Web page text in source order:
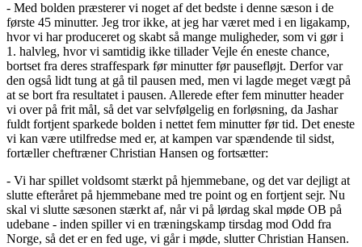
- Med bolden præsterer vi noget af det bedste i denne sæson i de
første 45 minutter. Jeg tror ikke, at jeg har været med i en ligakamp,
hvor vi har produceret og skabt så mange muligheder, som vi gør i
1. halvleg, hvor vi samtidig ikke tillader Vejle én eneste chance,
bortset fra deres straffespark før minutter før pausefløjt. Derfor var
den også lidt tung at gå til pausen med, men vi lagde meget vægt på
at se bort fra resultatet i pausen. Allerede efter fem minutter header
vi over på frit mål, så det var selvfølgelig en forløsning, da Jashar
fuldt fortjent sparkede bolden i nettet fem minutter før tid. Det eneste
vi kan være utilfredse med er, at kampen var spændende til sidst,
fortæller cheftræner Christian Hansen og fortsætter:
- Vi har spillet voldsomt stærkt på hjemmebane, og det var dejligt at
slutte efteråret på hjemmebane med tre point og en fortjent sejr. Nu
skal vi slutte sæsonen stærkt af, når vi på lørdag skal møde OB på
udebane - inden spiller vi en træningskamp tirsdag mod Odd fra
Norge, så det er en fed uge, vi går i møde, slutter Christian Hansen.